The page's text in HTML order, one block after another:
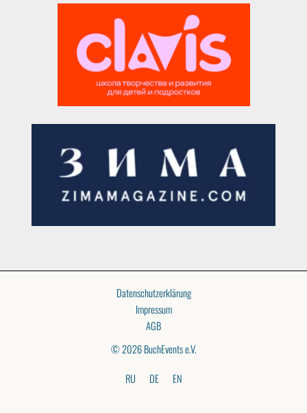
Datenschutzerklärung
Impressum
AGB
© 2026 BuchEvents e.V.
RU DE EN